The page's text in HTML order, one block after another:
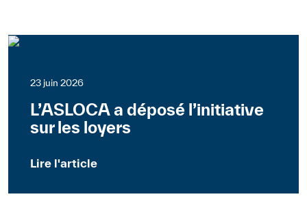
23 juin 2026
L’ASLOCA a déposé l’initiative
sur les loyers
Lire l'article